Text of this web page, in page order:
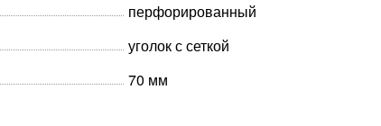
перфорированный
уголок с сеткой
70 мм